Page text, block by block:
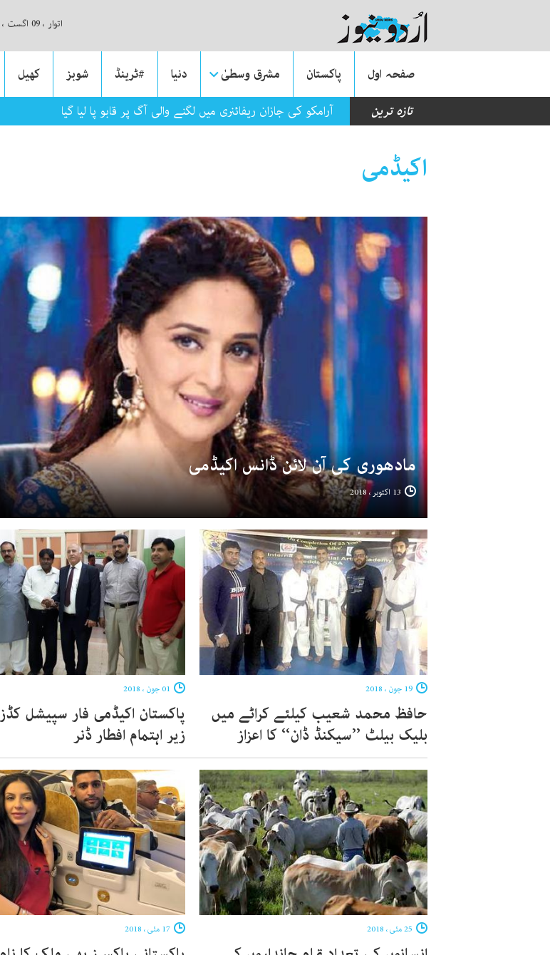
اتوار ، 09 اگست ، 2026
صفحہ اول پاکستان مشرق وسطیٰ دنیا #ٹرینڈ شوبز کھیل
تازہ ترین
آرامکو کی جازان ریفائنری میں لگنے والی آگ پر قابو پا لیا گیا
اکیڈمی
مادھوری کی آن لائن ڈانس اکیڈمی
حافظ محمد شعیب کیلئے کراٹے میں
بلیک بیلٹ ’’سیکنڈ ڈان‘‘ کا اعزاز
پاکستان اکیڈمی فار سپیشل
زیر اہتمام افطار ڈنر